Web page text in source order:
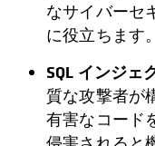
なサイバーセ
に役立ちます。
SQL インジェ
質な攻撃者が
有害なコード